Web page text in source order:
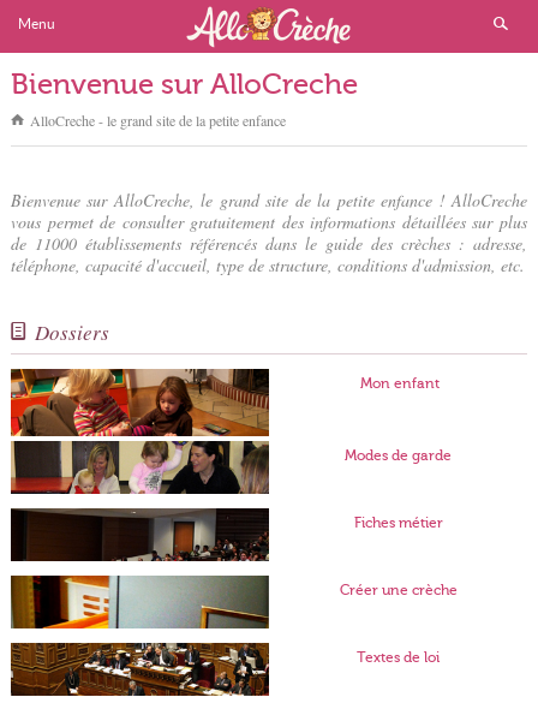
Menu
Bienvenue sur AlloCreche
AlloCreche - le grand site de la petite enfance
Bienvenue sur AlloCreche, le grand site de la petite enfance ! AlloCreche
vous permet de consulter gratuitement des informations détaillées sur plus
de 11000 établissements référencés dans le guide des crèches : adresse,
téléphone, capacité d'accueil, type de structure, conditions d'admission, etc.
Dossiers
Mon enfant
Modes de garde
Fiches métier
Créer une crèche
Textes de loi